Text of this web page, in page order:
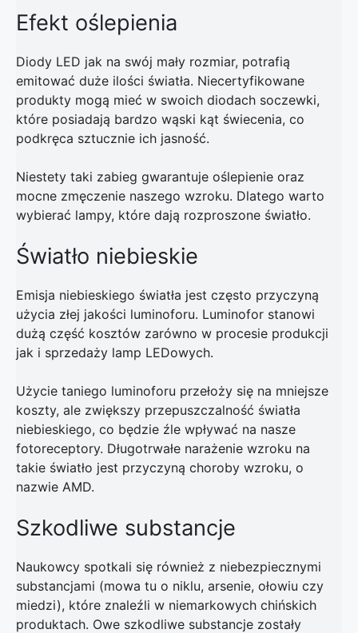
Efekt oślepienia
Diody LED jak na swój mały rozmiar, potrafią
emitować duże ilości światła. Niecertyfikowane
produkty mogą mieć w swoich diodach soczewki,
które posiadają bardzo wąski kąt świecenia, co
podkręca sztucznie ich jasność.
Niestety taki zabieg gwarantuje oślepienie oraz
mocne zmęczenie naszego wzroku. Dlatego warto
wybierać lampy, które dają rozproszone światło.
Światło niebieskie
Emisja niebieskiego światła jest często przyczyną
użycia złej jakości luminoforu. Luminofor stanowi
dużą część kosztów zarówno w procesie produkcji
jak i sprzedaży lamp LEDowych.
Użycie taniego luminoforu przełoży się na mniejsze
koszty, ale zwiększy przepuszczalność światła
niebieskiego, co będzie źle wpływać na nasze
fotoreceptory. Długotrwałe narażenie wzroku na
takie światło jest przyczyną choroby wzroku, o
nazwie AMD.
Szkodliwe substancje
Naukowcy spotkali się również z niebezpiecznymi
substancjami (mowa tu o niklu, arsenie, ołowiu czy
miedzi), które znaleźli w niemarkowych chińskich
produktach. Owe szkodliwe substancje zostały